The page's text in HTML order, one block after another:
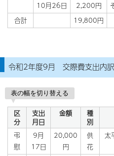
10月26日
2,200円
合計
19,800円
令和2年度9月 交際費支出内訳
表の幅を切り替える
区
分
支出
月日
金額
種
別
弔
慰
9月
17日
20,000
円
供
花
太